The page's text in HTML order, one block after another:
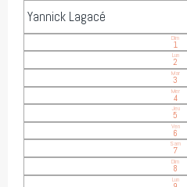
Yannick Lagacé
Dim
1
Lun
2
Mar
3
Mer
4
Jeu
5
Ven
6
Sam
7
Dim
8
Lun